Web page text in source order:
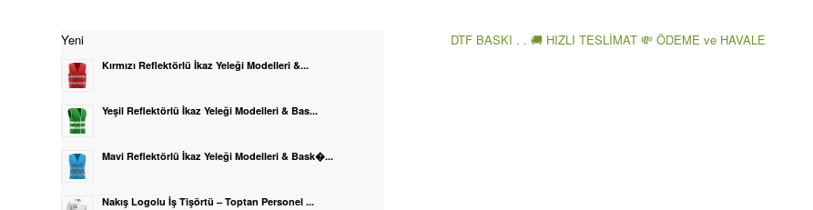
Yeni
Kırmızı Reflektörlü İkaz Yeleği Modelleri &...
Yeşil Reflektörlü İkaz Yeleği Modelleri & Bas...
Mavi Reflektörlü İkaz Yeleği Modelleri & Bask�...
Nakış Logolu İş Tişörtü – Toptan Personel ...
DTF BASKI . . 🚚 HIZLI TESLİMAT 💸 ÖDEME ve HAVALE